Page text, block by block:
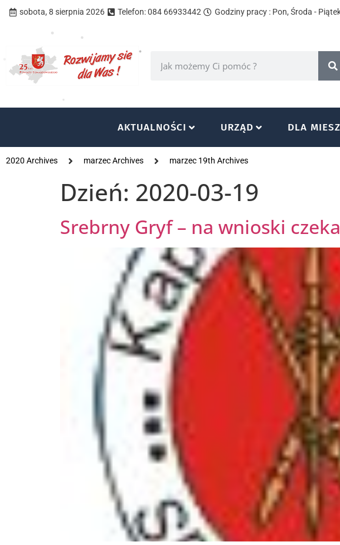
sobota, 8 sierpnia 2026 Telefon: 084 66933442 Godziny pracy : Pon, Środa -
AKTUALNOŚCI URZĄD DLA
2020 Archives marzec Archives marzec 19th Archives
Dzień: 2020-03-19
Srebrny Gryf – na wnioski